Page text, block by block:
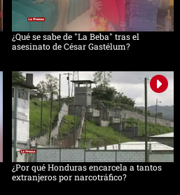
¿Qué se sabe de "La Beba" tras el
asesinato de César Gastélum?
¿Por qué Honduras encarcela a tantos
extranjeros por narcotráfico?